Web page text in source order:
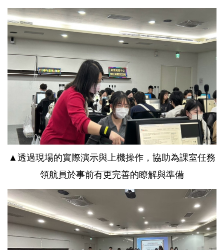
▲ 透過現場的實際演示與上機操作，協助為課室任務
領航員於事前有更完善的瞭解與準備